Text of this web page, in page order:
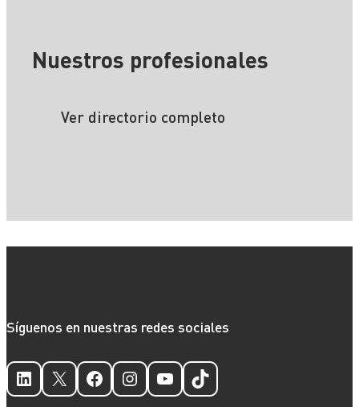
Nuestros profesionales
Ver directorio completo
Síguenos en nuestras redes sociales
LinkedIn
X Facebook
Instagram
YouTube
TikTok